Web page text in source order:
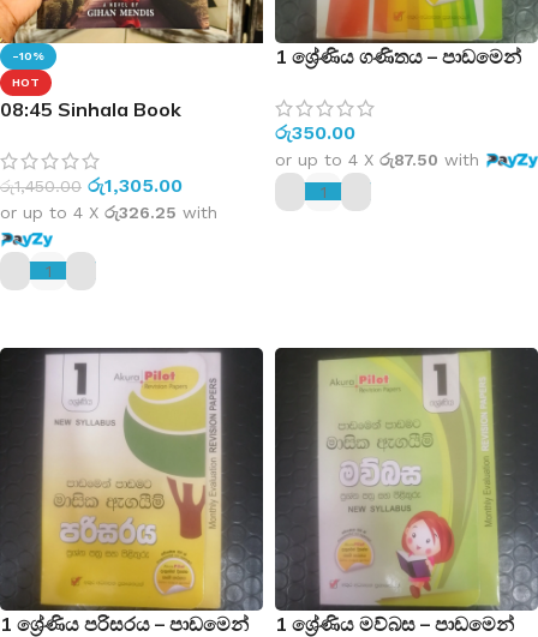
-10%
HOT
08:45 Sinhala Book
රු1,450.00 රු1,305.00
or up to 4 X රු326.25 with
1 ශ්‍රේණිය ගණිතය – පාඩමෙන්
පත්‍ර සහ පිළිතුරු – New
Syllabus
රු350.00
or up to 4 X රු87.50 with
1 ශ්‍රේණිය පරිසරය – පාඩමෙන්
1 ශ්‍රේණිය මව්බස – පාඩමෙන්